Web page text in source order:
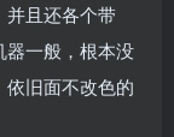
并且还各个带
器一般，根本没
旧面不改色的